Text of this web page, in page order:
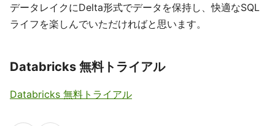
データレイクにDelta形式でデータを保持し、快適なSQL
ライフを楽しんでいただければと思います。
Databricks 無料トライアル
Databricks 無料トライアル